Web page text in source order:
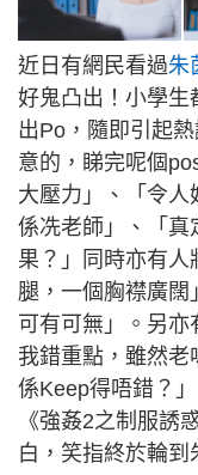
近日有網民看過朱
好鬼凸出！小學生
出Po，隨即引起
意的，睇完呢個
大壓力」、「令
係冼老師」、「真
果？」同時亦有人
腿，一個胸襟廣
可有可無」。另亦
我錯重點，雖然
係Keep得唔錯？
《強姦2之制服誘
白，笑指終於輪到